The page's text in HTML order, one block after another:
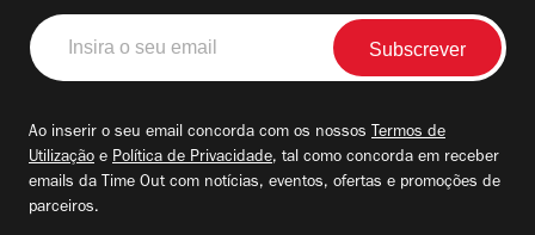
Insira
o
seu
Ao inserir o seu email concorda com os nossos Termos de
Utilização e Política de Privacidade, tal como concorda em receber
emails da Time Out com notícias, eventos, ofertas e promoções de
parceiros.